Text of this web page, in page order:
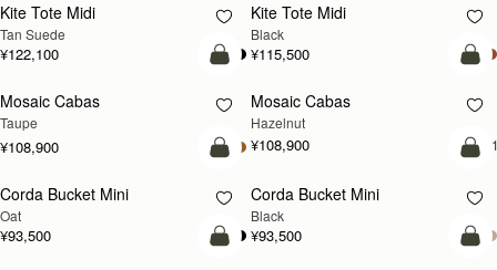
Kite Tote Midi
Tan Suede
¥122,100
Kite Tote Midi
Black
¥115,500
新登場
カートに追加
Mosaic Cabas
Taupe
¥108,900
新登場
カ
Mosaic Cabas
Hazelnut
¥108,900
カートに追加
Corda Bucket Mini
Oat
¥93,500
カ
Corda Bucket Mini
Black
¥93,500
カートに追加
カ